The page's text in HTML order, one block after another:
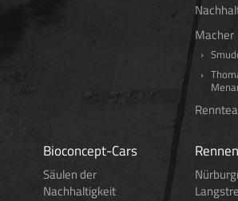
Macher
Bioconcept-Cars
Säulen der
Nachhaltigkeit
Rennen